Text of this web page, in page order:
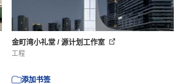
金町湾小礼堂 / 源计划工作室
工程
添加书签